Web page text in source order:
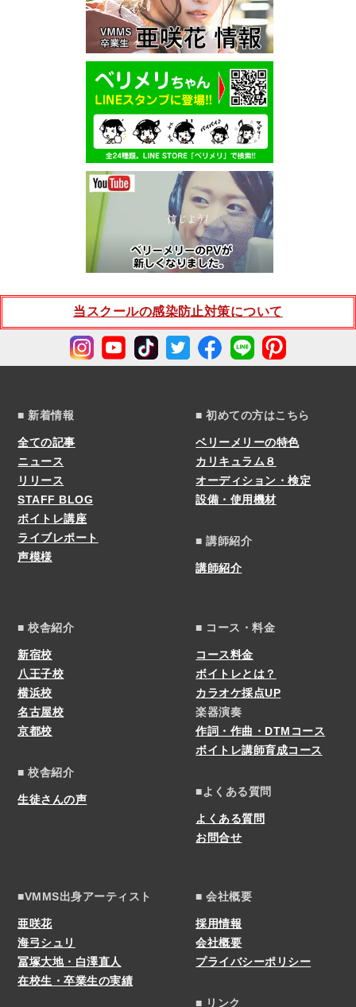
当スクールの感染防止対策について
■ 新着情報
全ての記事
ニュース
リリース
STAFF BLOG
ボイトレ講座
ライブレポート
声模様
■ 初めての方はこちら
ベリーメリーの特色
カリキュラム８
オーディション・検定
設備・使用機材
■ 講師紹介
講師紹介
■ 校舎紹介
新宿校
八王子校
横浜校
名古屋校
京都校
■ 校舎紹介
生徒さんの声
■ コース・料金
コース料金
ボイトレとは？
カラオケ採点UP
楽器演奏
作詞・作曲・DTMコース
ボイトレ講師育成コース
■よくある質問
よくある質問
お問合せ
■VMMS出身アーティスト
亜咲花
海弓シュリ
冨塚大地・白澤直人
在校生・卒業生の実績
■ 会社概要
採用情報
会社概要
プライバシーポリシー
■ リンク